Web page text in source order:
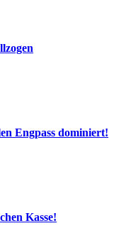
Engpass dominiert!
Kasse!